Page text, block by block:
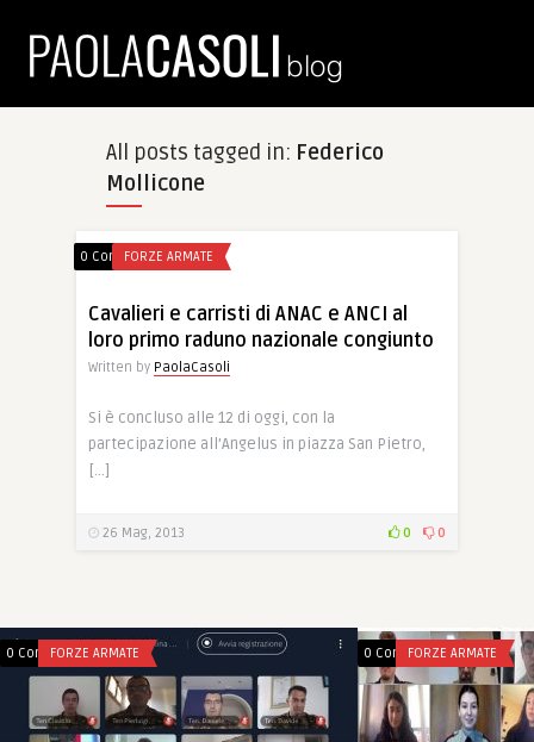
All posts tagged in: Federico
Mollicone
0 CommentsFORZE ARMATE
Cavalieri e carristi di ANAC e ANCI al
loro primo raduno nazionale congiunto
Written by PaolaCasoli
Si è concluso alle 12 di oggi, con la
partecipazione all’Angelus in piazza San Pietro,
[…]
26 Mag, 2013 0 0
0 CommentsFORZE ARMATE 0 CommentsFORZE ARMATE